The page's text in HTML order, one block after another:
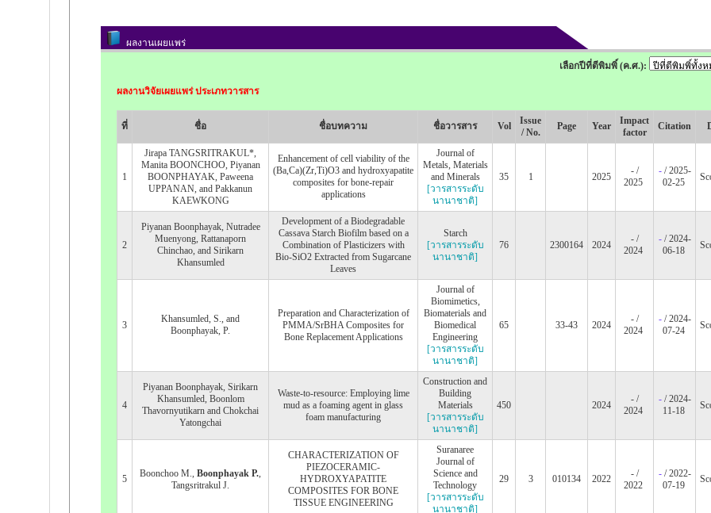
ผลงานเผยแพร่
เลือกปีที่ตีพิมพิ์ (ค.ศ.):
ผลงานวิจัยเผยแพร่ ประเภทวารสาร
ที่ ชื่อ ชื่อบทความ ชื่อวารสาร Vol
Issue
/ No.
Page Year
Impact
factor
Citation
1
Jirapa TANGSRITRAKUL*,
Manita BOONCHOO, Piyanan
BOONPHAYAK, Paweena
UPPANAN, and Pakkanun
KAEWKONG
Enhancement of cell viability of the
(Ba,Ca)(Zr,Ti)O3 and hydroxyapatite
composites for bone-repair
applications
Journal of
Metals, Materials
and Minerals
[วารสารระดับ
นานาชาติ]
35 1 2025
- /
2025
-/ 2025-
02-25
2
Piyanan Boonphayak, Nutradee
Muenyong, Rattanaporn
Chinchao, and Sirikarn
Khansumled
Development of a Biodegradable
Cassava Starch Biofilm based on a
Combination of Plasticizers with
Bio‐SiO2 Extracted from Sugarcane
Leaves
Starch
[วารสารระดับ
นานาชาติ]
76 2300164 2024
- /
2024
-/ 2024-
06-18
3
Khansumled, S., and
Boonphayak, P.
Preparation and Characterization of
PMMA/SrBHA Composites for
Bone Replacement Applications
Journal of
Biomimetics,
Biomaterials and
Biomedical
Engineering
[วารสารระดับ
นานาชาติ]
65 33-43 2024
- /
2024
-/ 2024-
07-24
4
Piyanan Boonphayak, Sirikarn
Khansumled, Boonlom
Thavornyutikarn and Chokchai
Yatongchai
Waste-to-resource: Employing lime
mud as a foaming agent in glass
foam manufacturing
Construction and
Building
Materials
[วารสารระดับ
นานาชาติ]
450 2024
- /
2024
-/ 2024-
11-18
5 Boonchoo M., Boonphayak P.
Tangsritrakul J.
CHARACTERIZATION OF
PIEZOCERAMIC-
HYDROXYAPATITE
COMPOSITES FOR BONE
TISSUE ENGINEERING
Suranaree
Journal of
Science and
Technology
[วารสารระดับ
นานาชาติ]
29 3 010134 2022
- /
2022
-/ 2022-
07-19